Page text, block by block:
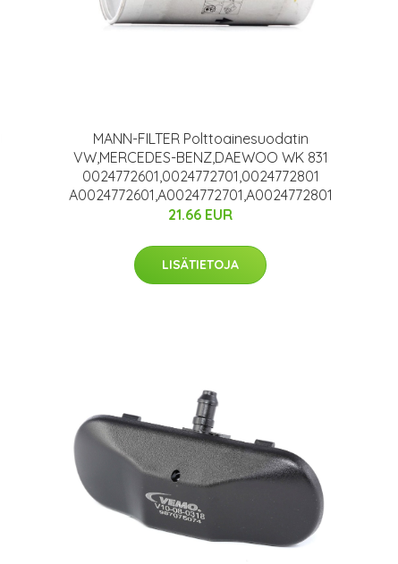
MANN-FILTER Polttoainesuodatin
VW,MERCEDES-BENZ,DAEWOO WK 831
0024772601,0024772701,0024772801
A0024772601,A0024772701,A0024772801
21.66 EUR
LISÄTIETOJA